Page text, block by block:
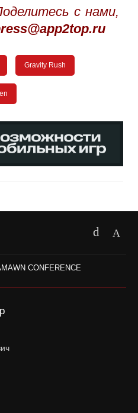
с нами,
Gravity Rush
WN CONFERENCE